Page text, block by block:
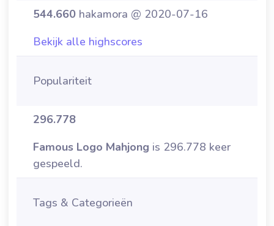
544.660 hakamora @ 2020-07-16
Bekijk alle highscores
Populariteit
296.778
Famous Logo Mahjong is 296.778 keer
gespeeld.
Tags & Categorieën